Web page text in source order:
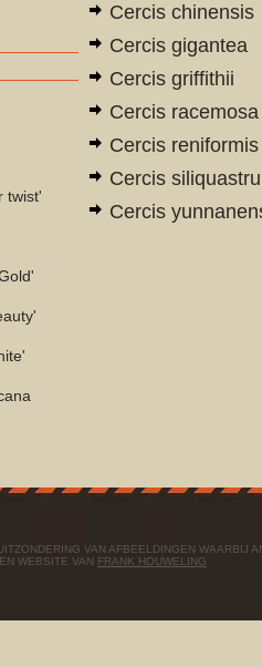
twist'
Cercis chinensis
Cercis gigantea
Cercis griffithii
Cercis racemosa
Cercis reniformis
Cercis
Cercis
VAN AFBEELDINGEN WAARBIJ
WEBSITE VAN FRANK HOUWELING